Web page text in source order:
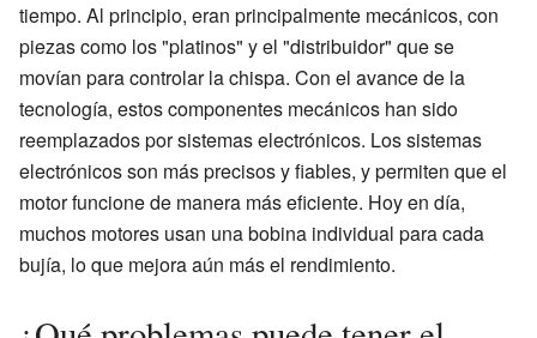
tiempo. Al principio, eran principalmente mecánicos, con
piezas como los "platinos" y el "distribuidor" que se
movían para controlar la chispa. Con el avance de la
tecnología, estos componentes mecánicos han sido
reemplazados por sistemas electrónicos. Los sistemas
electrónicos son más precisos y fiables, y permiten que el
motor funcione de manera más eficiente. Hoy en día,
muchos motores usan una bobina individual para cada
bujía, lo que mejora aún más el rendimiento.